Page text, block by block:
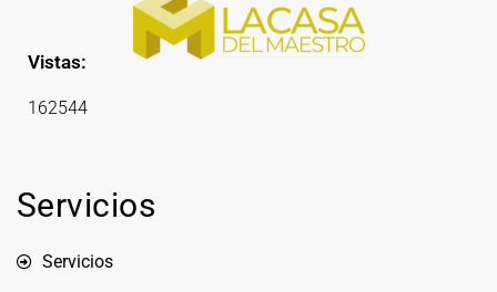
Vistas:
162544
Servicios
Servicios